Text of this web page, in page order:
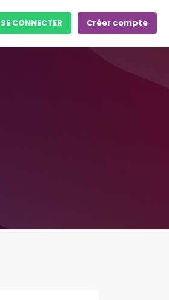
SE CONNECTER Créer compte